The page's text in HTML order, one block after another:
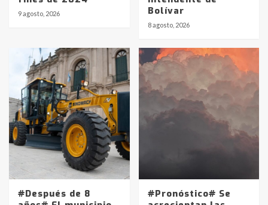
9 agosto, 2026
Bolívar
8 agosto, 2026
#Después de 8
#Pronóstico# Se
Identidad de los adolescentes
protagonistas del fatal accidente
en la mañana del lunes
4
Accidente en Ruta 5: falleció un
joven de Trenque Lauquen
5
Los precios de los combustibles en
La Pampa, desde YPF hasta Axion
entre 857 a 1338 pesos